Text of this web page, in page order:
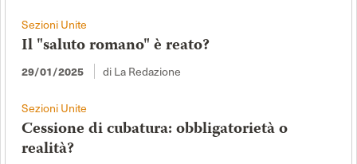
Sezioni Unite
Il "saluto romano" è reato?
29/01/2025 di La Redazione
Sezioni Unite
Cessione di cubatura: obbligatorietà o
realità?